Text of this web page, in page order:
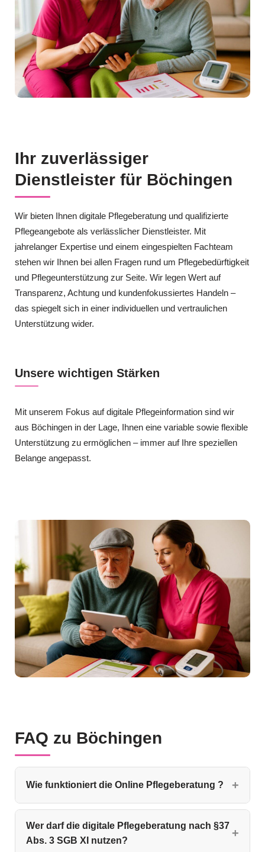
Ihr zuverlässiger
Dienstleister für Böchingen
Wir bieten Ihnen digitale Pflegeberatung und qualifizierte
Pflegeangebote als verlässlicher Dienstleister. Mit
jahrelanger Expertise und einem eingespielten Fachteam
stehen wir Ihnen bei allen Fragen rund um Pflegebedürftigkeit
und Pflegeunterstützung zur Seite. Wir legen Wert auf
Transparenz, Achtung und kundenfokussiertes Handeln –
das spiegelt sich in einer individuellen und vertraulichen
Unterstützung wider.
Unsere wichtigen Stärken
Mit unserem Fokus auf digitale Pflegeinformation sind wir
aus Böchingen in der Lage, Ihnen eine variable sowie flexible
Unterstützung zu ermöglichen – immer auf Ihre speziellen
Belange angepasst.
FAQ zu Böchingen
Wie funktioniert die Online Pflegeberatung ?
Wer darf die digitale Pflegeberatung nach §37
Abs. 3 SGB XI nutzen?